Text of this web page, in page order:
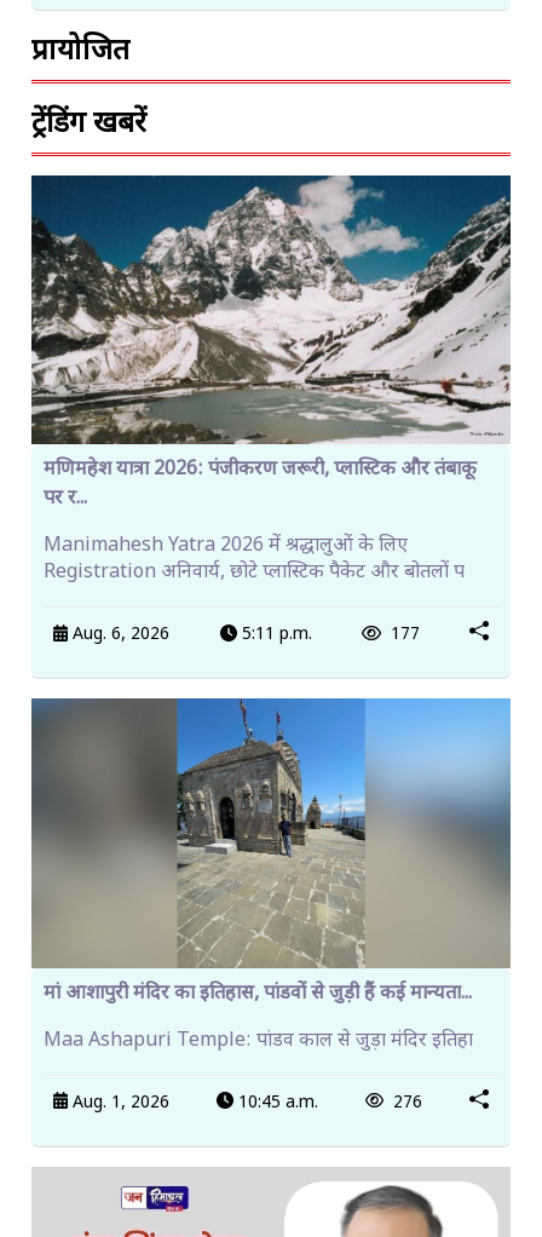
प्रायोजित
ट्रेंडिंग खबरें
मणिमहेश यात्रा 2026: पंजीकरण जरूरी, प्लास्टिक और तंबाकू
पर र...
Manimahesh Yatra 2026 में श्रद्धालुओं के लिए
Registration अनिवार्य, छोटे प्लास्टिक पैकेट और बोतलों प
Aug. 6, 2026 5:11 p.m. 177
मां आशापुरी मंदिर का इतिहास, पांडवों से जुड़ी हैं कई मान्यता...
Maa Ashapuri Temple: पांडव काल से जुड़ा मंदिर इतिहा
Aug. 1, 2026 10:45 a.m. 276